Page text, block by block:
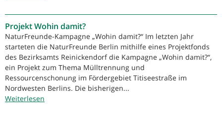
Kampagne
„Wohin
damit?“
Projekt Wohin damit?
NaturFreunde-Kampagne „Wohin damit?“ Im letzten Jahr
starteten die NaturFreunde Berlin mithilfe eines Projektfonds
des Bezirksamts Reinickendorf die Kampagne „Wohin damit?“,
ein Projekt zum Thema Mülltrennung und
Ressourcenschonung im Fördergebiet Titiseestraße im
Nordwesten Berlins. Die bisherigen...
Weiterlesen